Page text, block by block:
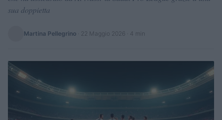
sua doppietta
Martina Pellegrino 22 Maggio 2026 · 4 min